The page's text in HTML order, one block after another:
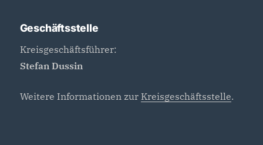
Geschäftsstelle
Kreisgeschäftsführer:
Stefan Dussin
Weitere Informationen zur Kreisgeschäftsstelle.